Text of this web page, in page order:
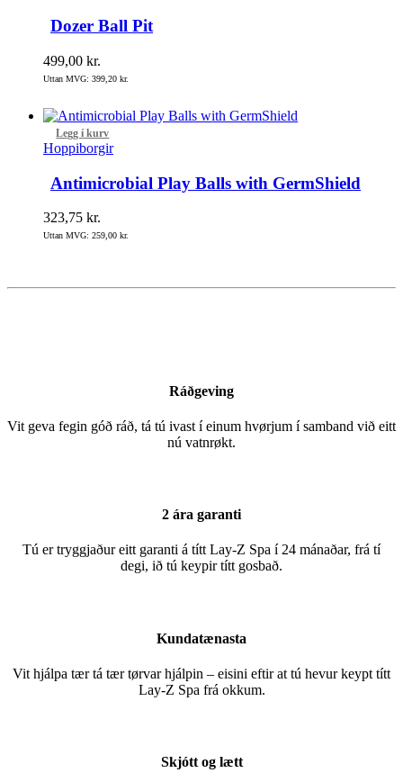
Dozer Ball Pit
499,00 kr.
Uttan MVG: 399,20 kr.
Legg í kurv
Hoppiborgir
Antimicrobial Play Balls with GermShield
323,75 kr.
Uttan MVG: 259,00 kr.
Ráðgeving
Vit geva fegin góð ráð, tá tú ivast í einum hvørjum í samband við eitt
nú vatnrøkt.
2 ára garanti
Tú er tryggjaður eitt garanti á títt Lay-Z Spa í 24 mánaðar, frá tí
degi, ið tú keypir títt gosbað.
Kundatænasta
Vit hjálpa tær tá tær tørvar hjálpin – eisini eftir at tú hevur keypt títt
Lay-Z Spa frá okkum.
Skjótt og lætt